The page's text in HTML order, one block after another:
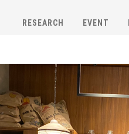
RESEARCH EVENT